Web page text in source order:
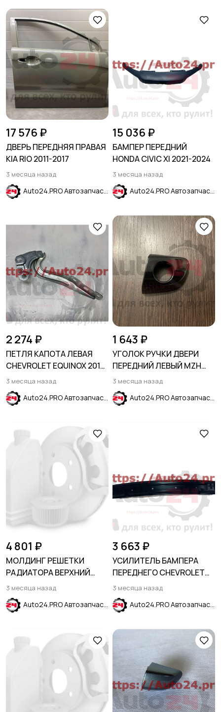
17 576 ₽
ДВЕРЬ ПЕРЕДНЯЯ ПРАВАЯ
KIA RIO 2011-2017
3 месяца назад
Auto24.PRO Автозапчасти
15 036 ₽
БАМПЕР ПЕРЕДНИЙ
HONDA CIVIC XI 2021-2024
3 месяца назад
Auto24.PRO Автозапчасти
2 274 ₽
ПЕТЛЯ КАПОТА ЛЕВАЯ
CHEVROLET EQUINOX 2017-
2023
3 месяца назад
Auto24.PRO Автозапчасти
1 643 ₽
УГОЛОК РУЧКИ ДВЕРИ
ПЕРЕДНИЙ ЛЕВЫЙ MZH
черный HYUNDAI CRETA
2016-2021
3 месяца назад
Auto24.PRO Автозапчасти
4 801 ₽
МОЛДИНГ РЕШЕТКИ
РАДИАТОРА ВЕРХНИЙ
ХРОМ FORD EXPLORER
2011-2015
3 месяца назад
Auto24.PRO Автозапчасти
3 663 ₽
УСИЛИТЕЛЬ БАМПЕРА
ПЕРЕДНЕГО CHEVROLET
COBALT 2012-2024
3 месяца назад
Auto24.PRO Автозапчасти